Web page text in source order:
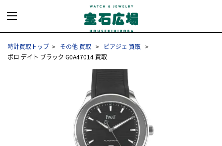
時計買取トップ その他 買取
ピアジェ 買取
ポロ デイト ブラック G0A47014 買取